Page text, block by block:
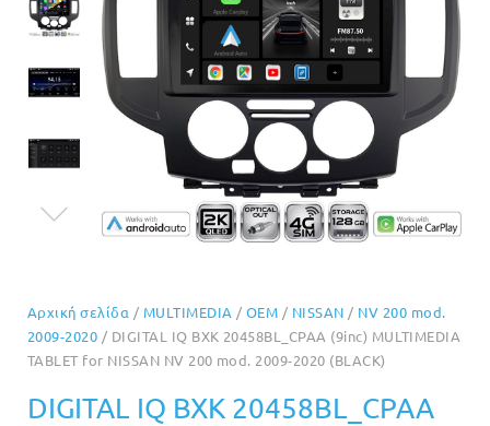
Αρχική σελίδα / MULTIMEDIA / OEM / NISSAN / NV 200 mod.
2009-2020 / DIGITAL IQ BXK 20458BL_CPAA (9inc) MULTIMEDIA
TABLET for NISSAN NV 200 mod. 2009-2020 (BLACK)
DIGITAL IQ BXK 20458BL_CPAA